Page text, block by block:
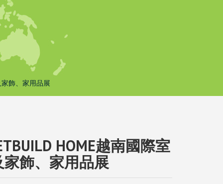
飾、家用品展
HOME越南國際室
飾、家用品展